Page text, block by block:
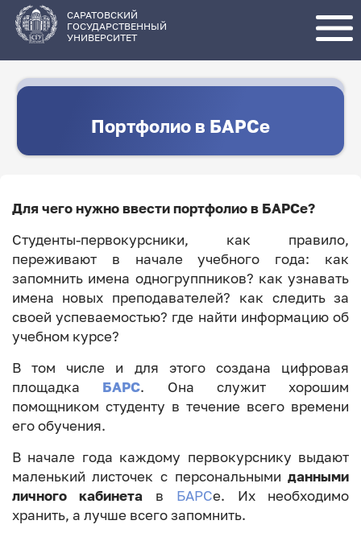
основному
содержанию
САРАТОВСКИЙ
ГОСУДАРСТВЕННЫЙ
УНИВЕРСИТЕТ
Портфолио в БАРСе
Для чего нужно ввести портфолио в БАРСе?
Студенты-первокурсники, как правило,
переживают в начале учебного года: как
запомнить имена одногруппников? как узнавать
имена новых преподавателей? как следить за
своей успеваемостью? где найти информацию об
учебном курсе?
В том числе и для этого создана цифровая
площадка
БАРС. Она служит хорошим
помощником студенту в течение всего времени
его обучения.
В начале года каждому первокурснику выдают
маленький листочек с персональнымиданными
личного кабинета в БАРСе. Их необходимо
хранить, а лучше всего запомнить.